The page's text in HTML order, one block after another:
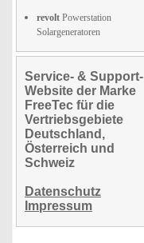
revolt Powerstation
Solargeneratoren
Service- & Support-
Website der Marke
FreeTec für die
Vertriebsgebiete
Deutschland,
Österreich und
Schweiz
Datenschutz
Impressum